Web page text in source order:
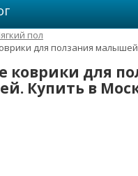
пол
для ползания
коврики для
Купить в